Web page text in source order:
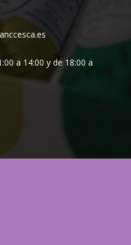
a 14:00 y de 18:00 a